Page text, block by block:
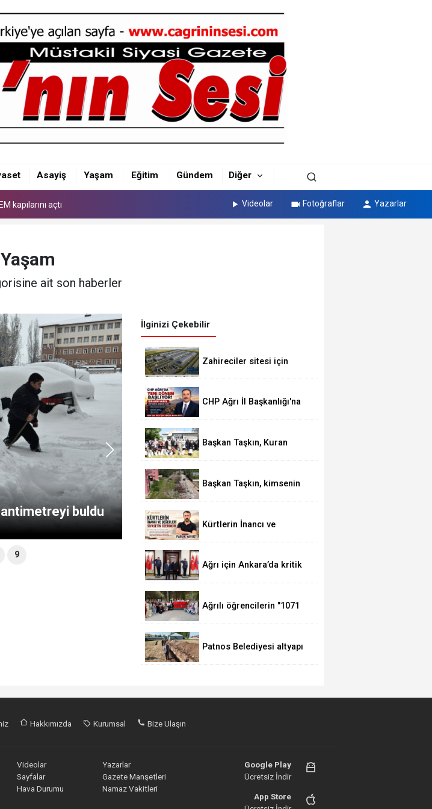
Asayiş Yaşam Eğitim Gündem Diğer
kapılarını açtı
kapılarını açtı Videolar Fotoğraflar Yazarlar
Yaşam
ait son haberler
buldu
Patnos'ta yolu karla kapanan köyde
9
İlginizi Çekebilir
Zahireciler sitesi için
CHP Ağrı İl Başkanlığı'na
Başkan Taşkın, Kuran
etti
Başkan Taşkın, kimsenin
Kürtlerin İnancı ve
Ağrı için Ankara’da kritik
Ağrılı öğrencilerin "1071
Vizyonuna" eğitim
Patnos Belediyesi altyapı
Hakkımızda Kurumsal Bize Ulaşın
Videolar
Yazarlar
Sayfalar
Gazete Manşetleri
Hava Durumu Namaz Vakitleri
Google Play
Ücretsiz İndir
App Store